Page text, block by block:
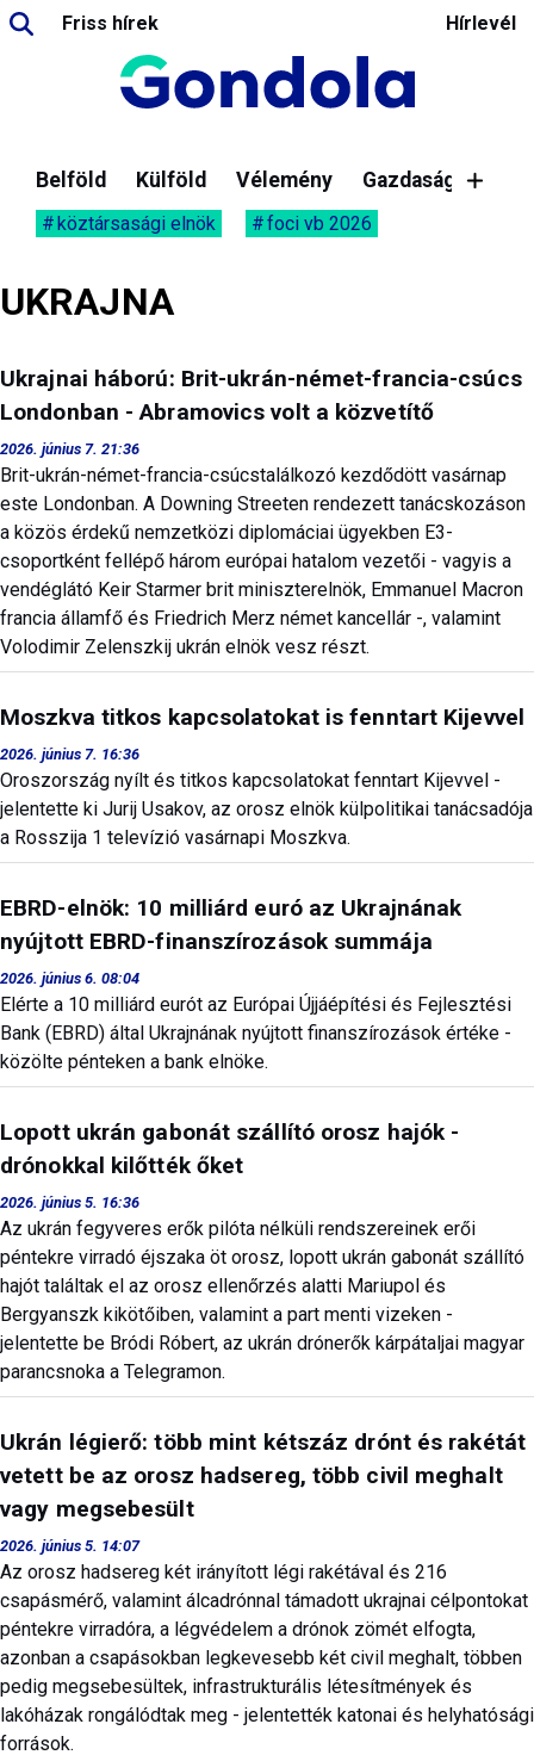
Friss hírek Hírlevél
Belföld Külföld Vélemény Gazdaság
köztársasági elnök foci vb 2026
UKRAJNA
Ukrajnai háború: Brit-ukrán-német-francia-csúcs
Londonban - Abramovics volt a közvetítő
2026. június 7. 21:36
Brit-ukrán-német-francia-csúcstalálkozó kezdődött vasárnap
este Londonban. A Downing Streeten rendezett tanácskozáson
a közös érdekű nemzetközi diplomáciai ügyekben E3-
csoportként fellépő három európai hatalom vezetői - vagyis a
vendéglátó Keir Starmer brit miniszterelnök, Emmanuel Macron
francia államfő és Friedrich Merz német kancellár -, valamint
Volodimir Zelenszkij ukrán elnök vesz részt.
Moszkva titkos kapcsolatokat is fenntart Kijevvel
2026. június 7. 16:36
Oroszország nyílt és titkos kapcsolatokat fenntart Kijevvel -
jelentette ki Jurij Usakov, az orosz elnök külpolitikai tanácsadója
a Rosszija 1 televízió vasárnapi Moszkva.
EBRD-elnök: 10 milliárd euró az Ukrajnának
nyújtott EBRD-finanszírozások summája
2026. június 6. 08:04
Elérte a 10 milliárd eurót az Európai Újjáépítési és Fejlesztési
Bank (EBRD) által Ukrajnának nyújtott finanszírozások értéke -
közölte pénteken a bank elnöke.
Lopott ukrán gabonát szállító orosz hajók -
drónokkal kilőtték őket
2026. június 5. 16:36
Az ukrán fegyveres erők pilóta nélküli rendszereinek erői
péntekre virradó éjszaka öt orosz, lopott ukrán gabonát szállító
hajót találtak el az orosz ellenőrzés alatti Mariupol és
Bergyanszk kikötőiben, valamint a part menti vizeken -
jelentette be Bródi Róbert, az ukrán drónerők kárpátaljai magyar
parancsnoka a Telegramon.
Ukrán légierő: több mint kétszáz drónt és rakétát
vetett be az orosz hadsereg, több civil meghalt
vagy megsebesült
2026. június 5. 14:07
Az orosz hadsereg két irányított légi rakétával és 216
csapásmérő, valamint álcadrónnal támadott ukrajnai célpontokat
péntekre virradóra, a légvédelem a drónok zömét elfogta,
azonban a csapásokban legkevesebb két civil meghalt, többen
pedig megsebesültek, infrastrukturális létesítmények és
lakóházak rongálódtak meg - jelentették katonai és helyhatósági
források.